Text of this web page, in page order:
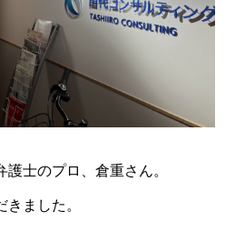
士のプロ、倉重さん。
ました。